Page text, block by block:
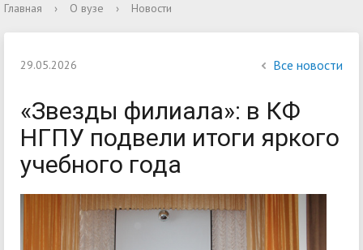
Главная › О вузе › Новости
29.05.2026 Все новости
«Звезды филиала»: в КФ
НГПУ подвели итоги яркого
учебного года